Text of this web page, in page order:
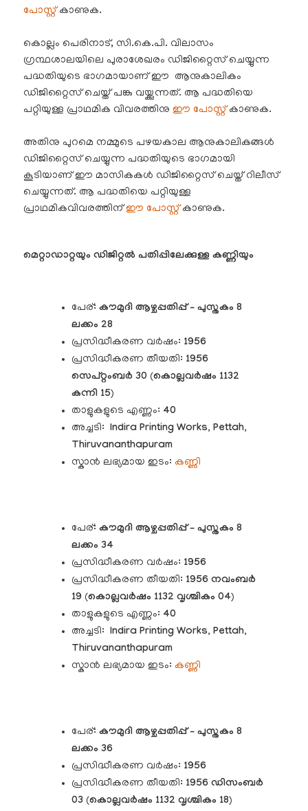
പോസ്റ്റ്കാണുക.
കൊല്ലം പെരിനാട്, സി.കെ.പി. വിലാസം
ഗ്രന്ഥശാലയിലെ പുരാശേഖരം ഡിജിറ്റൈസ് ചെയ്യുന്ന
പദ്ധതിയുടെ ഭാഗമായാണ് ഈ ആനുകാലികം
ഡിജിറ്റൈസ് ചെയ്ത് പങ്കു വയ്ക്കുന്നത്. ആ പദ്ധതിയെ
പറ്റിയുള്ള പ്രാഥമിക വിവരത്തിനു ഈ പോസ്റ്റ്കാണുക.
അതിനു പുറമെ നമ്മുടെ പഴയകാല ആനുകാലികങ്ങൾ
ഡിജിറ്റൈസ് ചെയ്യുന്ന പദ്ധതിയുടെ ഭാഗമായി
കൂടിയാണ് ഈ മാസികകൾ ഡിജിറ്റൈസ് ചെയ്ത് റിലീസ്
ചെയ്യുന്നത്. ആ പദ്ധതിയെ പറ്റിയുള്ള
പ്രാഥമികവിവരത്തിന്ഈ പോസ്റ്റ്കാണുക.
മെറ്റാഡാറ്റയും ഡിജിറ്റൽ പതിപ്പിലേക്കുള്ള കണ്ണിയും
പേര്: കൗമുദിആഴ്ചപ്പതിപ്പ് – പുസ്തകം 8
ലക്കം 28
പ്രസിദ്ധീകരണ വർഷം: 1956
പ്രസിദ്ധീകരണ തീയതി: 1956
സെപ്റ്റംബർ 30 (കൊല്ലവർഷം 1132
കന്നി 15)
താളുകളുടെ എണ്ണം: 40
അച്ചടി: Indira Printing Works, Pettah,
Thiruvananthapuram
സ്കാൻ ലഭ്യമായ ഇടം: കണ്ണി
പേര്: കൗമുദിആഴ്ചപ്പതിപ്പ് – പുസ്തകം 8
ലക്കം 34
പ്രസിദ്ധീകരണ വർഷം: 1956
പ്രസിദ്ധീകരണ തീയതി: 1956 നവംബർ
19 (കൊല്ലവർഷം 1132 വൃശ്ചികം 04)
താളുകളുടെ എണ്ണം: 40
അച്ചടി: Indira Printing Works, Pettah,
Thiruvananthapuram
സ്കാൻ ലഭ്യമായ ഇടം: കണ്ണി
പേര്: കൗമുദിആഴ്ചപ്പതിപ്പ് – പുസ്തകം 8
ലക്കം 36
പ്രസിദ്ധീകരണ വർഷം: 1956
പ്രസിദ്ധീകരണ തീയതി: 1956 ഡിസംബർ
03 (കൊല്ലവർഷം 1132 വൃശ്ചികം 18)